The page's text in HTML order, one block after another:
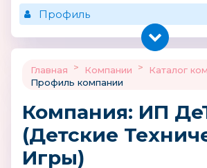
Профиль
Главная > Компании > Каталог
Профиль компании
Компания: ИП
(Детские
Игры)